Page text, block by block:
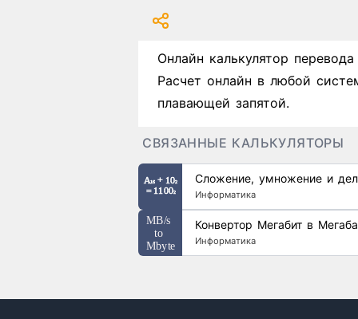
Онлайн калькулятор
Расчет онлайн в любой
плавающей запятой.
СВЯЗАННЫЕ КАЛЬКУЛЯТОРЫ
Сложение, умножение и
Информатика
Конвертор Мегабит в
Информатика